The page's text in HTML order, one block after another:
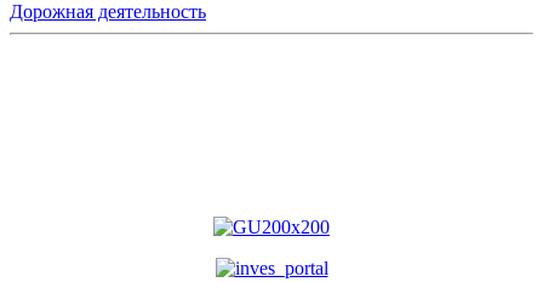
Дорожная деятельность